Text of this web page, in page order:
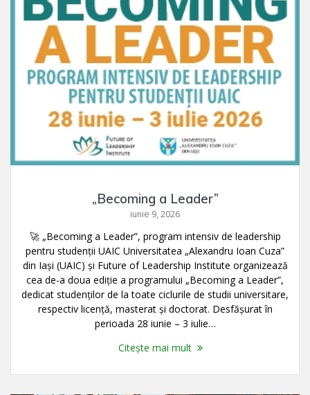
„Becoming a Leader”
iunie 9, 2026
🚀 „Becoming a Leader”, program intensiv de leadership
pentru studenții UAIC Universitatea „Alexandru Ioan Cuza”
din Iași (UAIC) și Future of Leadership Institute organizează
cea de-a doua ediție a programului „Becoming a Leader”,
dedicat studenților de la toate ciclurile de studii universitare,
respectiv licență, masterat și doctorat. Desfășurat în
perioada 28 iunie – 3 iulie…
Citește mai mult